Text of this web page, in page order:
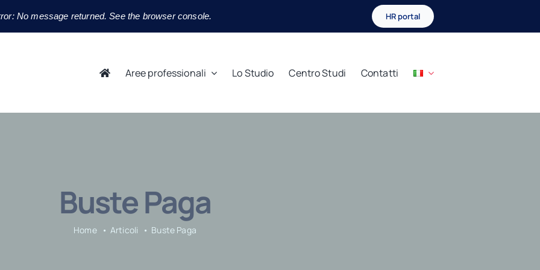
No message returned. See the browser console. HR portal
Aree professionali Lo Studio Centro Studi Contatti
Buste Paga
Home Articoli Buste Paga